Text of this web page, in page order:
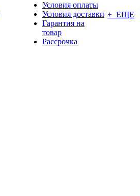
Условия оплаты
Условия доставки
Гарантия на
товар
Рассрочка
+ ЕЩЕ